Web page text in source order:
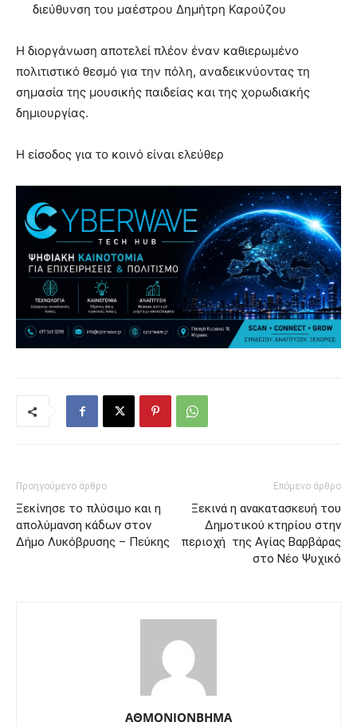
διεύθυνση του μαέστρου Δημήτρη Καρούζου
Η διοργάνωση αποτελεί πλέον έναν καθιερωμένο
πολιτιστικό θεσμό για την πόλη, αναδεικνύοντας τη
σημασία της μουσικής παιδείας και της χορωδιακής
δημιουργίας.
Η είσοδος για το κοινό είναι ελεύθερ
Προηγούμενο άρθρο
Ξεκίνησε το πλύσιμο και η
απολύμανση κάδων στον
Δήμο Λυκόβρυσης – Πεύκης
Επόμενο άρθρο
Ξεκινά η ανακατασκευή του
Δημοτικού κτηρίου στην
περιοχή της Αγίας Βαρβάρας
στο Νέο Ψυχικό
ΑΘΜΟΝΙΟΝΒΗΜΑ